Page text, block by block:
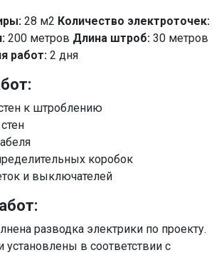
28 м2 Количество электроточек:
200 метров Длина штроб: 30 метров
работ: 2 дня
к штроблению
коробок
и выключателей
разводка электрики по проекту.
установлены в соответствии с